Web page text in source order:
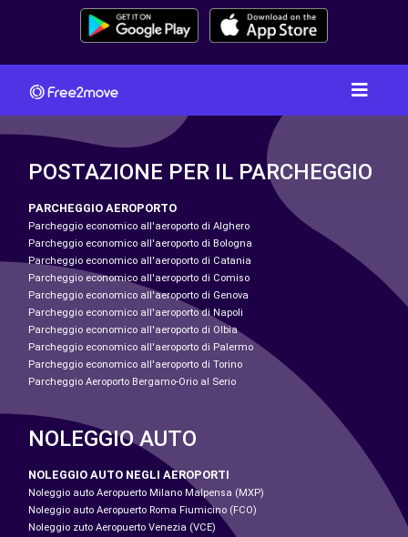
POSTAZIONE PER IL PARCHEGGIO
PARCHEGGIO AEROPORTO
Parcheggio economico all'aeroporto di Alghero
Parcheggio economico all'aeroporto di Bologna
Parcheggio economico all'aeroporto di Catania
Parcheggio economico all'aeroporto di Comiso
Parcheggio economico all'aeroporto di Genova
Parcheggio economico all'aeroporto di Napoli
Parcheggio economico all'aeroporto di Olbia
Parcheggio economico all'aeroporto di Palermo
Parcheggio economico all'aeroporto di Torino
Parcheggio Aeroporto Bergamo-Orio al Serio
NOLEGGIO AUTO
NOLEGGIO AUTO NEGLI AEROPORTI
Noleggio auto Aeropuerto Milano Malpensa (MXP)
Noleggio auto Aeropuerto Roma Fiumicino (FCO)
Noleggio zuto Aeropuerto Venezia (VCE)